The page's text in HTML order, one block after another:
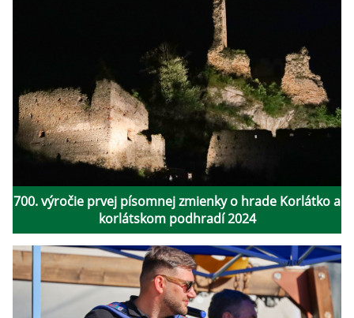
700. výročie prvej písomnej zmienky o hrade Korlátko a
korlátskom podhradí 2024